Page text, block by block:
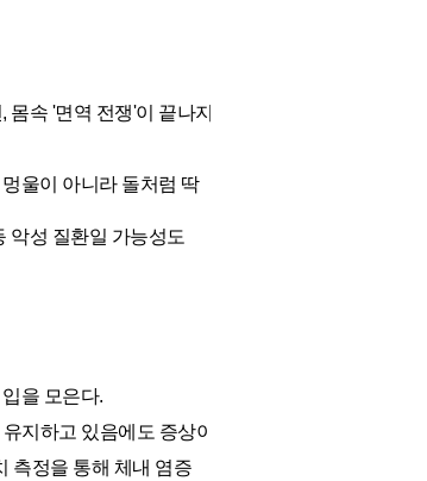
속 '면역 전쟁'이 끝나지
울이 아니라 돌처럼 딱
악성 질환일 가능성도
을 모은다.
지하고 있음에도 증상이
측정을 통해 체내 염증